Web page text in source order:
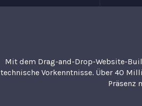
Mit dem Drag-and-Drop-Website-
technische Vorkenntnisse. Über 40
Präsenz